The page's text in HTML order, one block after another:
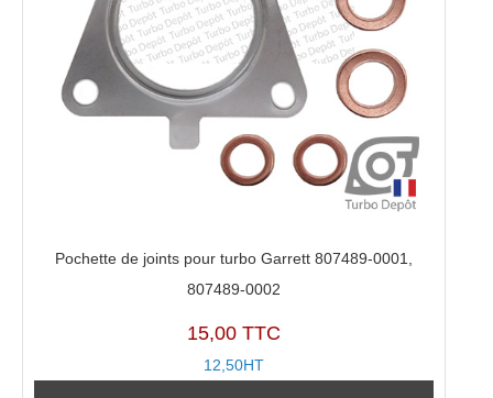
Pochette de joints pour turbo Garrett 807489-0001,
807489-0002
15,00 TTC
12,50HT